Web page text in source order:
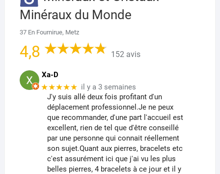
Minéraux du Monde
37 En Fournirue, Metz
4,8 152 avis
Xa-D
★★★★★ il y a 3 semaines
J'y suis allé deux fois profitant d'un
déplacement professionnel.Je ne peux
que recommander, d'une part l'accueil est
excellent, rien de tel que d'être conseillé
par une personne qui connait réellement
son sujet.Quant aux pierres, bracelets etc
c'est assurément ici que j'ai vu les plus
belles pierres, 4 bracelets à ce jour et il y